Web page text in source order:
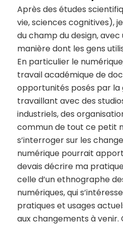
Après des études
vie, sciences cognitives),
du champ du design,
manière dont les gens
En particulier le
travail académique de
opportunités posés par la
travaillant avec des
industriels, des
commun de tout ce petit
s’interroger sur les
numérique pourrait
devais décrire ma
celle d’un ethnographe
numériques, qui
pratiques et usages
aux changements à venir.